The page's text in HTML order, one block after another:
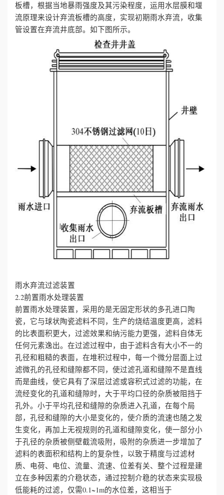
板槽，根据当地暴雨强度及其污染程度，运用水层膜和堰
流原理来设计弃流板槽的高度，实现初期雨水弃流，收集
管设置在弃流井底部。如下图所示。
雨水弃流过滤装置
2.2前置雨水处理装置
前置雨水处理装置，采用的是无固定形状的多孔进口陶
瓷，它与球状陶瓷滤料不同，生产的烧结温度更高，滤料
的比表面积更大，过滤效果和纳污能力更强，滤料自体无
任何元素逸出。在过滤过程中，由于滤料含有大小不一的
孔径和粗糙的表面，在堆积过程中，每一个微分层面上过
滤微孔的孔径和缝隙都不同，使过滤孔道和缝隙不是直线
而是曲线，使它具有了深层过滤或容积式过滤的功能，在
流经变化的孔道和缝隙时，大于平均口径的杂质被阻挡于
孔外。小于平均孔径和缝隙的杂质进入孔道，在每个局
部，孔径和缝隙的大小是变化的，使介质的流速也随之发
生变化，再加上无视规则的孔道和缝隙变化，使一部分小
于孔径的杂质被侧壁截流吸附，吸附的杂质进一步增加了
滤料的表面积和结构上的复杂性，以致于精度与过滤材
质、电荷、电位、流量、流速、位差有关、整个过程是建
立在多种因素的介稳状态，通过控制介稳的状态来实现极
低能耗的过滤，仅需0.1~1m的水位差，这相当于